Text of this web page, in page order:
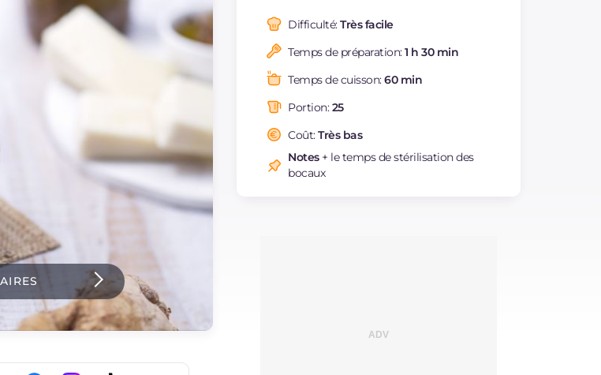
Dont sucres
Protéine g
dont acides gras
saturés
Fibre
Sodium
Difficulté:Très facile
Temps de préparation:1 h 30 min
Temps de cuisson:60 min
Portion:25
Coût:Très bas
Notes+ le temps de stérilisation des
bocaux